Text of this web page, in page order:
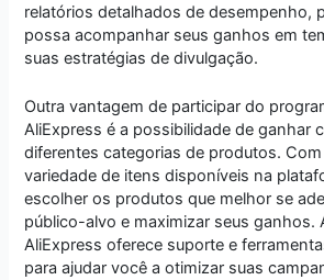
relatórios detalhados de desempenho,
possa acompanhar seus ganhos em
suas estratégias de divulgação.
Outra vantagem de participar do
AliExpress é a possibilidade de ganhar
diferentes categorias de produtos. Com
variedade de itens disponíveis na
escolher os produtos que melhor se
público-alvo e maximizar seus ganhos.
AliExpress oferece suporte e
para ajudar você a otimizar suas